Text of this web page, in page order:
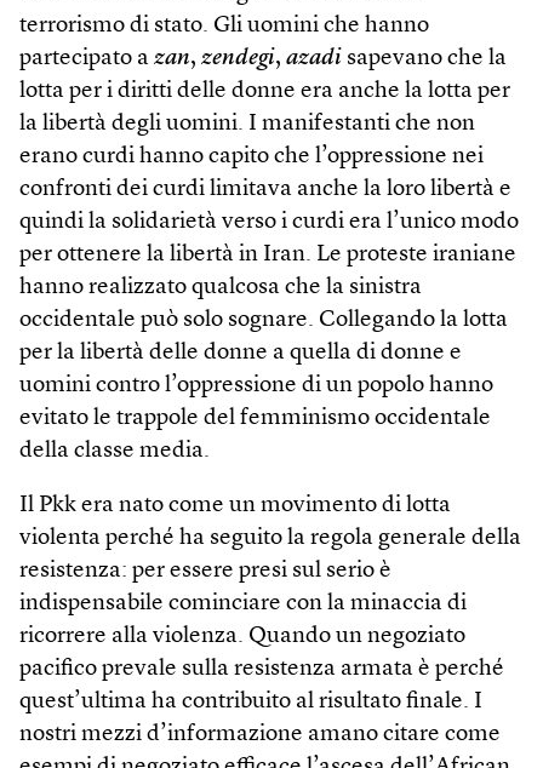
terrorismo di stato. Gli uomini che hanno
partecipato a zan, zendegi, azadi sapevano che la
lotta per i diritti delle donne era anche la lotta per
la libertà degli uomini. I manifestanti che non
erano curdi hanno capito che l’oppressione nei
confronti dei curdi limitava anche la loro libertà e
quindi la solidarietà verso i curdi era l’unico modo
per ottenere la libertà in Iran. Le proteste iraniane
hanno realizzato qualcosa che la sinistra
occidentale può solo sognare. Collegando la lotta
per la libertà delle donne a quella di donne e
uomini contro l’oppressione di un popolo hanno
evitato le trappole del femminismo occidentale
della classe media.
Il Pkk era nato come un movimento di lotta
violenta perché ha seguito la regola generale della
resistenza: per essere presi sul serio è
indispensabile cominciare con la minaccia di
ricorrere alla violenza. Quando un negoziato
pacifico prevale sulla resistenza armata è perché
quest’ultima ha contribuito al risultato finale. I
nostri mezzi d’informazione amano citare come